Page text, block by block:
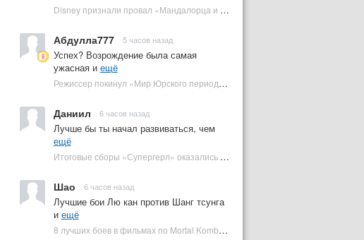
Disney признали провал «Мандалорца и Грогу» и еще одной новинки | Plugged In Ru
Абдулла777 5 часов назад
Успех? Возрождение была самая
ужасная и ещё
Режиссер покинул «Мир Юрского периода 5» | Plugged In Ru
Даниил 6 часов назад
Лучше бы ты начал развиваться, чем
ещё
Итоговые сборы «Супергерл» оказались худшими для DC за два десятилетия | Plugged In Ru
Шао 6 часов назад
Лучшие бои Лю кан против Шанг тсунга
и ещё
8 лучших боев в фильмах по Mortal Kombat: от «Смертельной битвы» до «Мортал Комбат 2» | Plugged In Ru